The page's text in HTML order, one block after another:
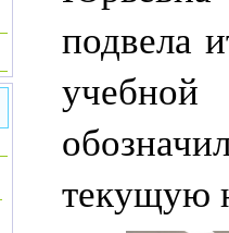
подвела
текущую